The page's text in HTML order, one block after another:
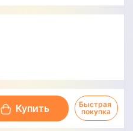
Купить
Быстрая
покупка